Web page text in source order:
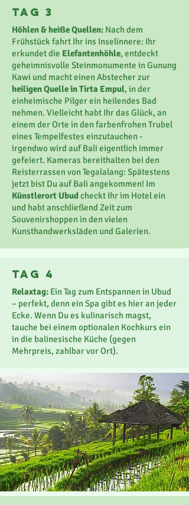
Tag 3
Höhlen & heiße Quellen: Nach dem
Frühstück fahrt Ihr ins Inselinnere: Ihr
erkundet die Elefantenhöhle, entdeckt
geheimnisvolle Steinmonumente in Gunung
Kawi und macht einen Abstecher zur
heiligen Quelle in Tirta Empul, in der
einheimische Pilger ein heilendes Bad
nehmen. Vielleicht habt Ihr das Glück, an
einem der Orte in den farbenfrohen Trubel
eines Tempelfestes einzutauchen -
irgendwo wird auf Bali eigentlich immer
gefeiert. Kameras bereithalten bei den
Reisterrassen von Tegalalang: Spätestens
jetzt bist Du auf Bali angekommen! Im
Künstlerort Ubudcheckt Ihr im Hotel ein
und habt anschließend Zeit zum
Souvenirshoppen in den vielen
Kunsthandwerksläden und Galerien.
Tag 4
Relaxtag: Ein Tag zum Entspannen in Ubud
– perfekt, denn ein Spa gibt es hier an jeder
Ecke. Wenn Du es kulinarisch magst,
tauche bei einem optionalen Kochkurs ein
in die balinesische Küche (gegen
Mehrpreis, zahlbar vor Ort).